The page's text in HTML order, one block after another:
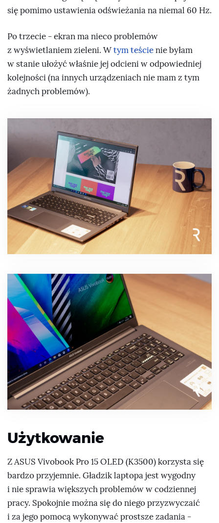
się pomimo ustawienia odświeżania na niemal 60 Hz.
Po trzecie - ekran ma nieco problemów
z wyświetlaniem zieleni. Wtym teścienie byłam
w stanie ułożyć właśnie jej odcieni w odpowiedniej
kolejności (na innych urządzeniach nie mam z tym
żadnych problemów).
Użytkowanie
ZASUS Vivobook Pro 15 OLED (K3500) korzysta się
bardzo przyjemnie. Gładzik laptopa jest wygodny
i nie sprawia większych problemów w codziennej
pracy. Spokojnie można się do niego przyzwyczaić
i za jego pomocą wykonywać prostsze zadania -